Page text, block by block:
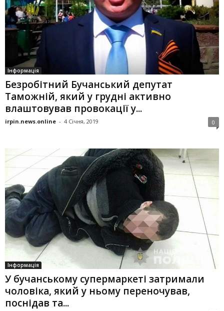
Інформація
Безробітний Бучанський депутат
Таможній, який у грудні активно
влаштовував провокації у...
irpin.news.online - 4 Січня, 2019 0
Інформація
У бучанському супермаркеті затримали
чоловіка, який у ньому переночував,
поснідав та...